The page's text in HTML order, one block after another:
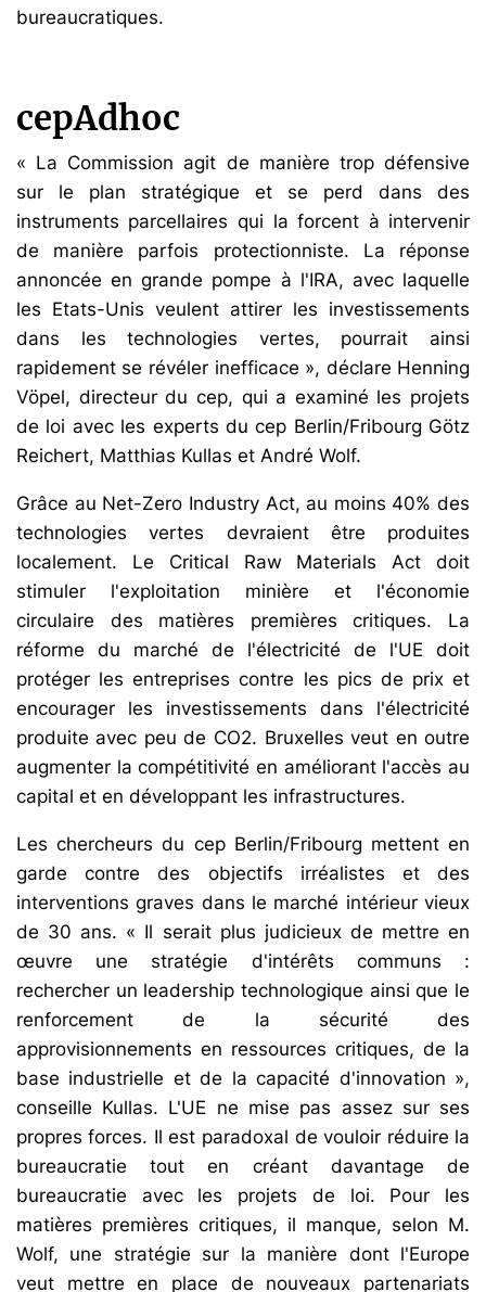
bureaucratiques.
cepAdhoc
« La Commission agit de manière trop défensive
sur le plan stratégique et se perd dans des
instruments parcellaires qui la forcent à intervenir
de manière parfois protectionniste. La réponse
annoncée en grande pompe à l'IRA, avec laquelle
les Etats-Unis veulent attirer les investissements
dans les technologies vertes, pourrait ainsi
rapidement se révéler inefficace », déclare Henning
Vöpel, directeur du cep, qui a examiné les projets
de loi avec les experts du cep Berlin/Fribourg Götz
Reichert, Matthias Kullas et André Wolf.
Grâce au Net-Zero Industry Act, au moins 40% des
technologies vertes devraient être produites
localement. Le Critical Raw Materials Act doit
stimuler l'exploitation minière et l'économie
circulaire des matières premières critiques. La
réforme du marché de l'électricité de l'UE doit
protéger les entreprises contre les pics de prix et
encourager les investissements dans l'électricité
produite avec peu de CO2. Bruxelles veut en outre
augmenter la compétitivité en améliorant l'accès au
capital et en développant les infrastructures.
Les chercheurs du cep Berlin/Fribourg mettent en
garde contre des objectifs irréalistes et des
interventions graves dans le marché intérieur vieux
de 30 ans. « Il serait plus judicieux de mettre en
œuvre une stratégie d'intérêts communs :
rechercher un leadership technologique ainsi que le
renforcement de la sécurité des
approvisionnements en ressources critiques, de la
base industrielle et de la capacité d'innovation »,
conseille Kullas. L'UE ne mise pas assez sur ses
propres forces. Il est paradoxal de vouloir réduire la
bureaucratie tout en créant davantage de
bureaucratie avec les projets de loi. Pour les
matières premières critiques, il manque, selon M.
Wolf, une stratégie sur la manière dont l'Europe
veut mettre en place de nouveaux partenariats